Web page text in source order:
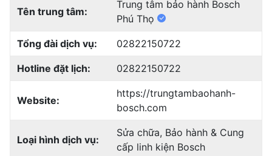
Tên trung tâm:
Trung tâm bảo hành Bosch
Phú Thọ
Tổng đài dịch vụ: 02822150722
Hotline đặt lịch: 02822150722
Website:
https://trungtambaohanh-
bosch.com
Loại hình dịch vụ:
Sửa chữa, Bảo hành & Cung
cấp linh kiện Bosch